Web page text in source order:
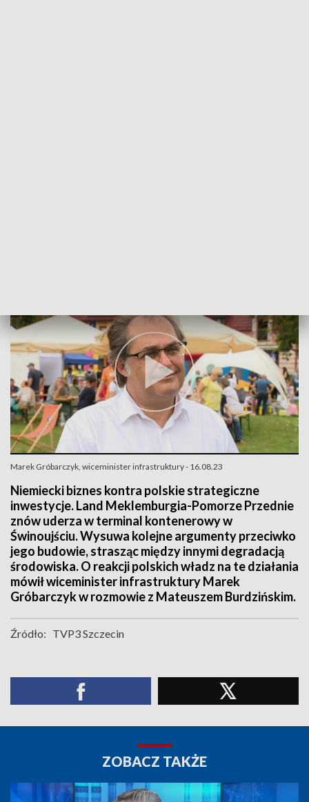
Marek Gróbarczyk, wiceminister infrastruktury - 16.08.23
Niemiecki biznes kontra polskie strategiczne
inwestycje. Land Meklemburgia-Pomorze Przednie
znów uderza w terminal kontenerowy w
Świnoujściu. Wysuwa kolejne argumenty przeciwko
jego budowie, strasząc między innymi degradacją
środowiska. O reakcji polskich władz na te działania
mówił wiceminister infrastruktury Marek
Gróbarczyk w rozmowie z Mateuszem Burdzińskim.
Źródło: TVP3 Szczecin
ZOBACZ TAKŻE